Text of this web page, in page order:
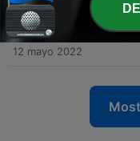
5 - MEDIOS
COMUNICACIÓN
12 mayo 2022